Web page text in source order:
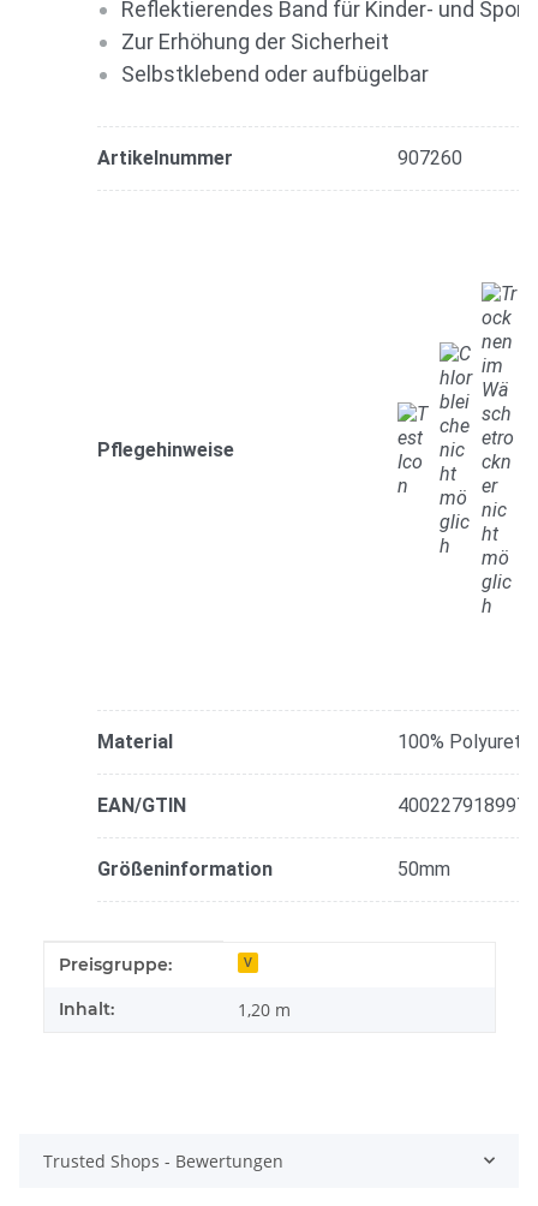
Reflektierendes Band für Kinder- und
Zur Erhöhung der Sicherheit
Selbstklebend oder aufbügelbar
Artikelnummer 907260
Pflegehinweise
Material 100%
EAN/GTIN 4002279189970
Größeninformation 50mm
Produkteigenschaft
Wert
Preisgruppe: V
Inhalt: 1,20 m
Trusted Shops - Bewertungen